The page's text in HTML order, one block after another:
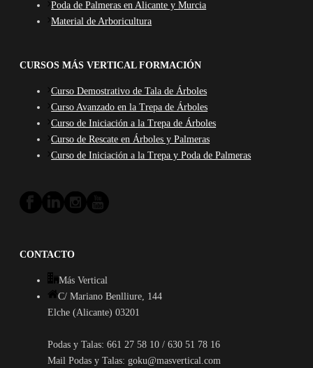
Poda de Palmeras en Alicante y Murcia
Material de Arboricultura
CURSOS MÁS VERTICAL FORMACIÓN
Curso Demostrativo de Tala de Árboles
Curso Avanzado en la Trepa de Árboles
Curso de Iniciación a la Trepa de Árboles
Curso de Rescate en Árboles y Palmeras
Curso de Iniciación a la Trepa y Poda de Palmeras
CONTACTO
Más Vertical
C/ Mariano Benlliure, 144
Elche (Alicante) 03201
Podas y Talas: 661 27 58 10 / 630 51 78 16
Mail Podas y Talas: goku@masvertical.com